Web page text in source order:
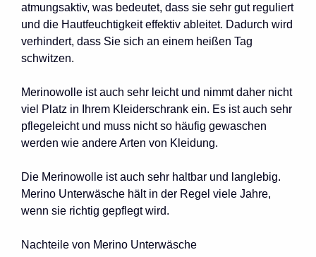
atmungsaktiv, was bedeutet, dass sie sehr gut reguliert
und die Hautfeuchtigkeit effektiv ableitet. Dadurch wird
verhindert, dass Sie sich an einem heißen Tag
schwitzen.
Merinowolle ist auch sehr leicht und nimmt daher nicht
viel Platz in Ihrem Kleiderschrank ein. Es ist auch sehr
pflegeleicht und muss nicht so häufig gewaschen
werden wie andere Arten von Kleidung.
Die Merinowolle ist auch sehr haltbar und langlebig.
Merino Unterwäsche hält in der Regel viele Jahre,
wenn sie richtig gepflegt wird.
Nachteile von Merino Unterwäsche